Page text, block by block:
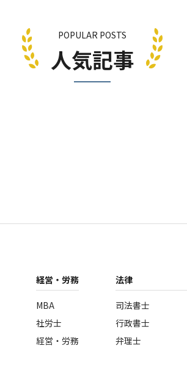
POPULAR POSTS
人気記事
経営・労務
MBA
社労士
経営・労務
法律
司法書士
行政書士
弁理士